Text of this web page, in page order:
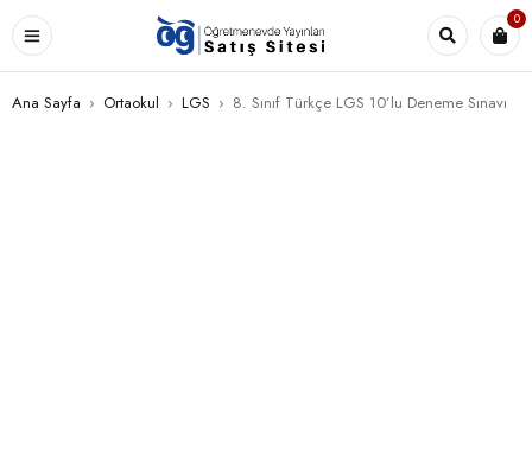
0
Ana Sayfa › Ortaokul › LGS › 8. Sınıf Türkçe LGS 10’lu Deneme Sınavı